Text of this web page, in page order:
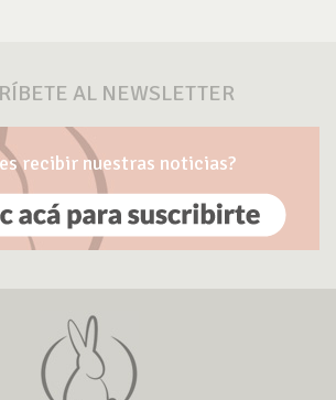
AL NEWSLETTER
recibir nuestras noticias?